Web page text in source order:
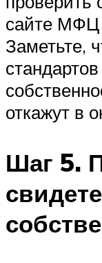
сайте МФЦ
Заметьте,
откажут в
Шаг 5.